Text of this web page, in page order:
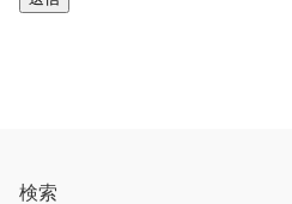
検索